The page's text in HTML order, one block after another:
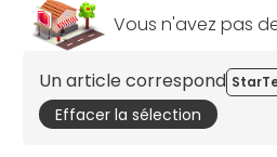
Vous n'avez pas
Un article correspond
Effacer la sélection